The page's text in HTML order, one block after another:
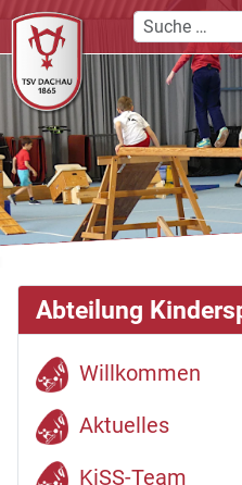
Abteilung
Willkommen
Aktuelles
KiSS-Team